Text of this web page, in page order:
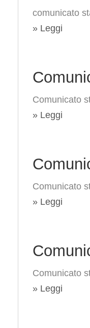
comunicato
» Leggi
Comunicato
» Leggi
Comunicato
» Leggi
Comunicato
» Leggi